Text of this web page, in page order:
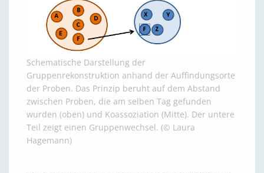
Schematische Darstellung der
Gruppenrekonstruktion anhand der Auffindungsorte
der Proben. Das Prinzip beruht auf dem Abstand
zwischen Proben, die am selben Tag gefunden
wurden (oben) und Koassoziation (Mitte). Der untere
Teil zeigt einen Gruppenwechsel. (© Laura
Hagemann)